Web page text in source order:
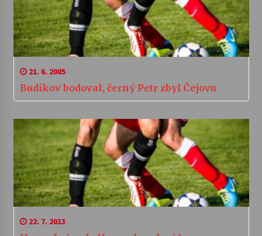
21. 6. 2005
Budíkov bodoval, černý Petr zbyl Čejovu
22. 7. 2013